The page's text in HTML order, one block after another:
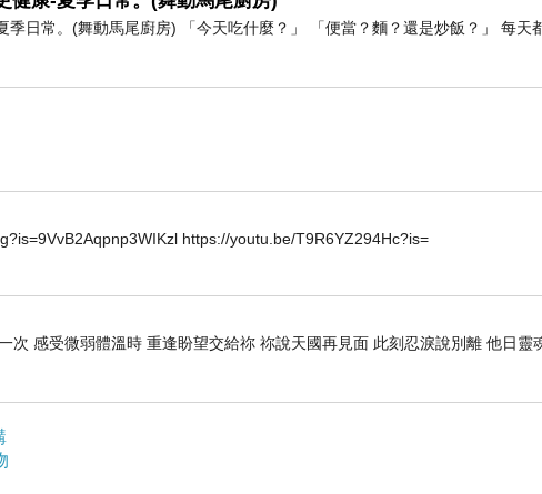
日常。(舞動馬尾廚房) 「今天吃什麼？」 「便當？麵？還是炒飯？」 每天
https://youtu.be/T9R6YZ294Hc?is=
次 感受微弱體溫時 重逢盼望交給祢 祢說天國再見面 此刻忍淚說別離 他日靈